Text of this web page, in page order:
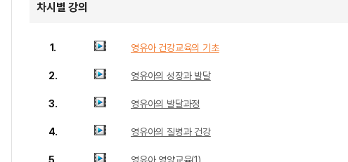
차시별 강의
1. 영유아 건강교육의 기초
2. 영유아의 성장과 발달
3. 영유아의 발달과정
4. 영유아의 질병과 건강